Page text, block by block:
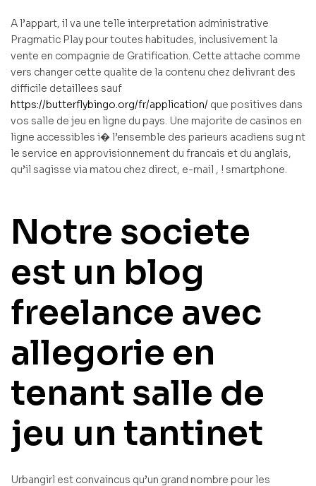
A l’appart, il va une telle interpretation administrative
Pragmatic Play pour toutes habitudes, inclusivement la
vente en compagnie de Gratification. Cette attache comme
vers changer cette qualite de la contenu chez delivrant des
difficile detaillees sauf
https://butterflybingo.org/fr/application/ que positives dans
vos salle de jeu en ligne du pays. Une majorite de casinos en
ligne accessibles i� l’ensemble des parieurs acadiens sug nt
le service en approvisionnement du francais et du anglais,
qu’il sagisse via matou chez direct, e-mail , ! smartphone.
Notre societe
est un blog
freelance avec
allegorie en
tenant salle de
jeu un tantinet
Urbangirl est convaincus qu’un grand nombre pour les